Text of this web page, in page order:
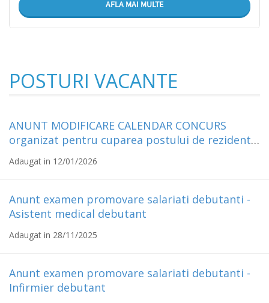
AFLA MAI MULTE
POSTURI VACANTE
ANUNT MODIFICARE CALENDAR CONCURS
organizat pentru cuparea postului de rezident
aflat in ultimul an de pregatire in specialitatea
psihiatrie
Adaugat in 12/01/2026
Anunt examen promovare salariati debutanti -
Asistent medical debutant
Adaugat in 28/11/2025
Anunt examen promovare salariati debutanti -
Infirmier debutant